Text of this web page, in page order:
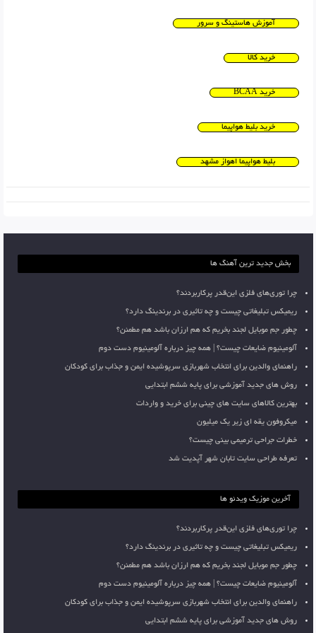
آموزش هاستینگ و سرور
خرید کالا
خرید BCAA
خرید بلیط هواپیما
بلیط هواپیما اهواز مشهد
بخش جدید ترین آهنگ ها
چرا توری‌های فلزی این‌قدر پرکاربردند؟
ریمیکس تبلیغاتی چیست و چه تاثیری در برندینگ دارد؟
چطور جم موبایل لجند بخریم که هم ارزان باشد هم مطمئن؟
آلومینیوم ضایعات چیست؟ | همه چیز درباره آلومینیوم دست دوم
راهنمای والدین برای انتخاب شهربازی سرپوشیده ایمن و جذاب برای کودکان
روش های جدید آموزشی برای پایه ششم ابتدایی
بهترین کالاهای سایت های چینی برای خرید و واردات
میکروفون یقه ای زیر یک میلیون
خطرات جراحی ترمیمی بینی چیست؟
تعرفه طراحی سایت تابان شهر آپدیت شد
آخرین موزیک ویدئو ها
چرا توری‌های فلزی این‌قدر پرکاربردند؟
ریمیکس تبلیغاتی چیست و چه تاثیری در برندینگ دارد؟
چطور جم موبایل لجند بخریم که هم ارزان باشد هم مطمئن؟
آلومینیوم ضایعات چیست؟ | همه چیز درباره آلومینیوم دست دوم
راهنمای والدین برای انتخاب شهربازی سرپوشیده ایمن و جذاب برای کودکان
روش های جدید آموزشی برای پایه ششم ابتدایی